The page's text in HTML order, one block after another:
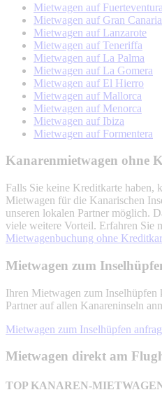
Mietwagen auf Fuerteventura
Mietwagen auf Gran Canaria
Mietwagen auf Lanzarote
Mietwagen auf Teneriffa
Mietwagen auf La Palma
Mietwagen auf La Gomera
Mietwagen auf El Hierro
Mietwagen auf Mallorca
Mietwagen auf Menorca
Mietwagen auf Ibiza
Mietwagen auf Formentera
Kanarenmietwagen ohne
Falls Sie keine Kreditkarte haben,
Mietwagen für die Kanarischen
unseren lokalen Partner möglich.
viele weitere Vorteil. Erfahren Sie
Mietwagenbuchung ohne
Mietwagen zum
Ihren Mietwagen zum Inselhüpfen
Partner auf allen Kanareninseln
Mietwagen zum Inselhüpfen
Mietwagen direkt am
TOP KANAREN-